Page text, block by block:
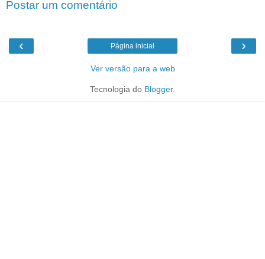
Postar um comentário
‹ ›
Página inicial
Ver versão para a web
Tecnologia do Blogger.